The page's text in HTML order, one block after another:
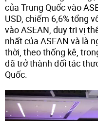
của Trung Quốc vào
USD, chiếm 6,6% tổng
vào ASEAN, duy trì vị
nhất của ASEAN và là
thời, theo thống kê,
đã trở thành đối tác
Quốc.